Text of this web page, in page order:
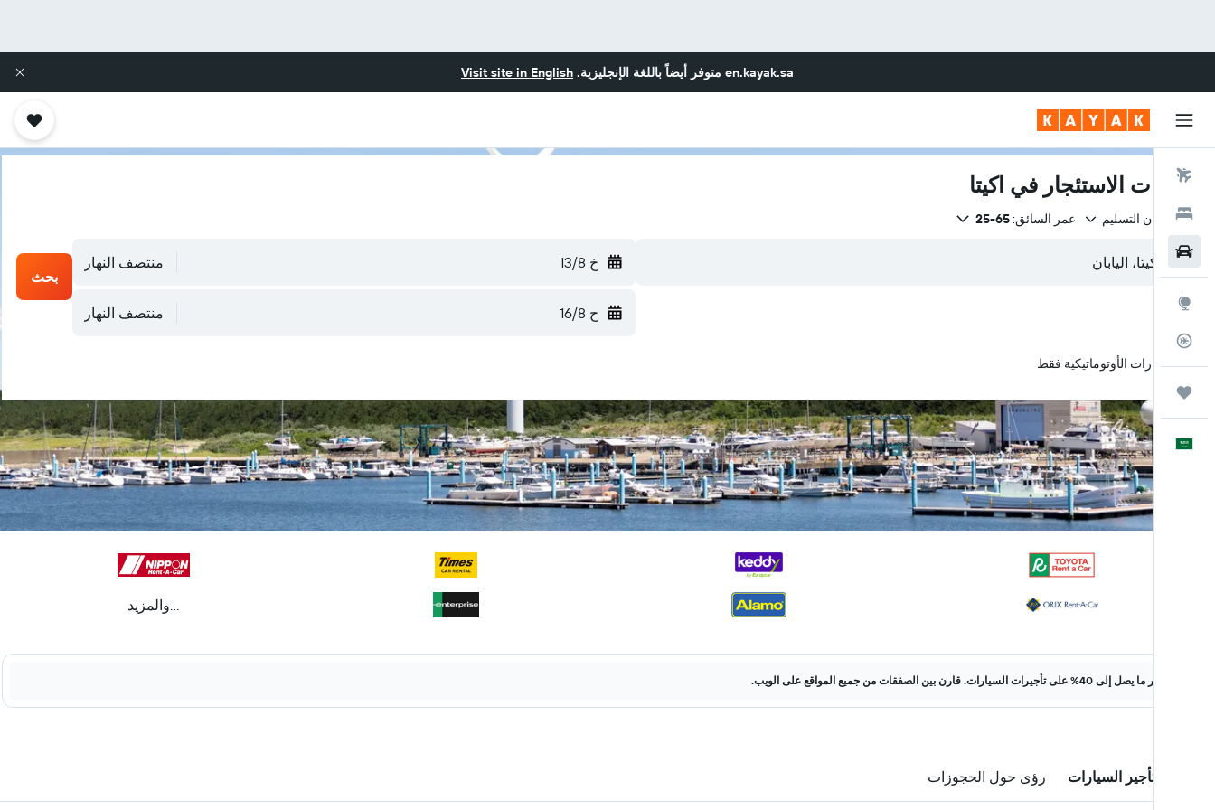
en.kayak.sa متوفر أيضاً باللغة الإنجليزية. Visit site in English
رحلات طيران
فنادق
العَرَبِيَّة
سيارات الاستئجار في اكيتا
نفس مكان التسليم عمر السائق:65-25
خ 13/8 منتصف النهار
ح 16/8 منتصف النهار
بحث
السيارات الأوتوماتيكية فقط
...والمزيد
وفّر ما يصل إلى 40% على تأجيرات السيارات. قارن بين الصفقات من جميع المواقع على الويب.
صفقات تأجير السيارات رؤى حول الحجوزات